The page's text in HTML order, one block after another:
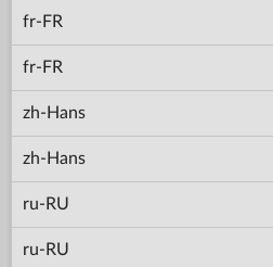
fr-FR
fr-FR
zh-Hans
zh-Hans
ru-RU
ru-RU